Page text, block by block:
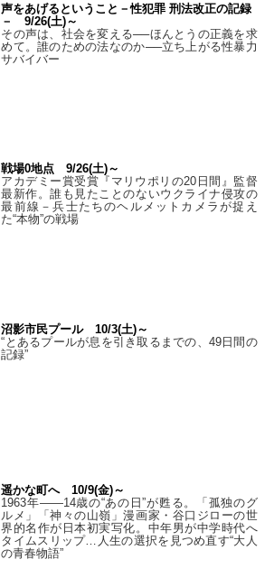
声をあげるということ－性犯罪 刑法改正の記録
－ 9/26(土)～
その声は、社会を変える──ほんとうの正義を求
めて。誰のための法なのか──立ち上がる性暴力
サバイバー
戦場0地点 9/26(土)～
アカデミー賞受賞『マリウポリの20日間』監督
最新作。誰も見たことのないウクライナ侵攻の
最前線－兵士たちのヘルメットカメラが捉え
た“本物”の戦場
沼影市民プール 10/3(土)～
“とあるプールが息を引き取るまでの、49日間の
記録”
遥かな町へ 10/9(金)～
1963年――14歳の“あの日”が甦る。「孤独のグ
ルメ」「神々の山嶺」漫画家・谷口ジローの世
界的名作が日本初実写化。中年男が中学時代へ
タイムスリップ…人生の選択を見つめ直す“大人
の青春物語”